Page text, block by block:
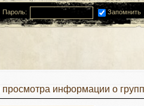
Пароль: Запомнить
информации о